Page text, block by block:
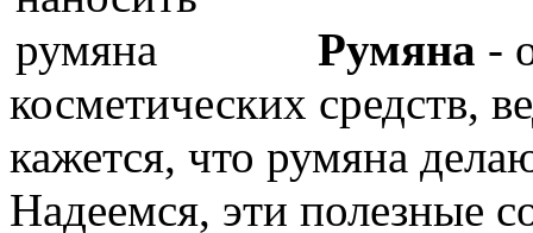
Румяна -
косметических средств,
кажется, что румяна
Надеемся, эти полезные